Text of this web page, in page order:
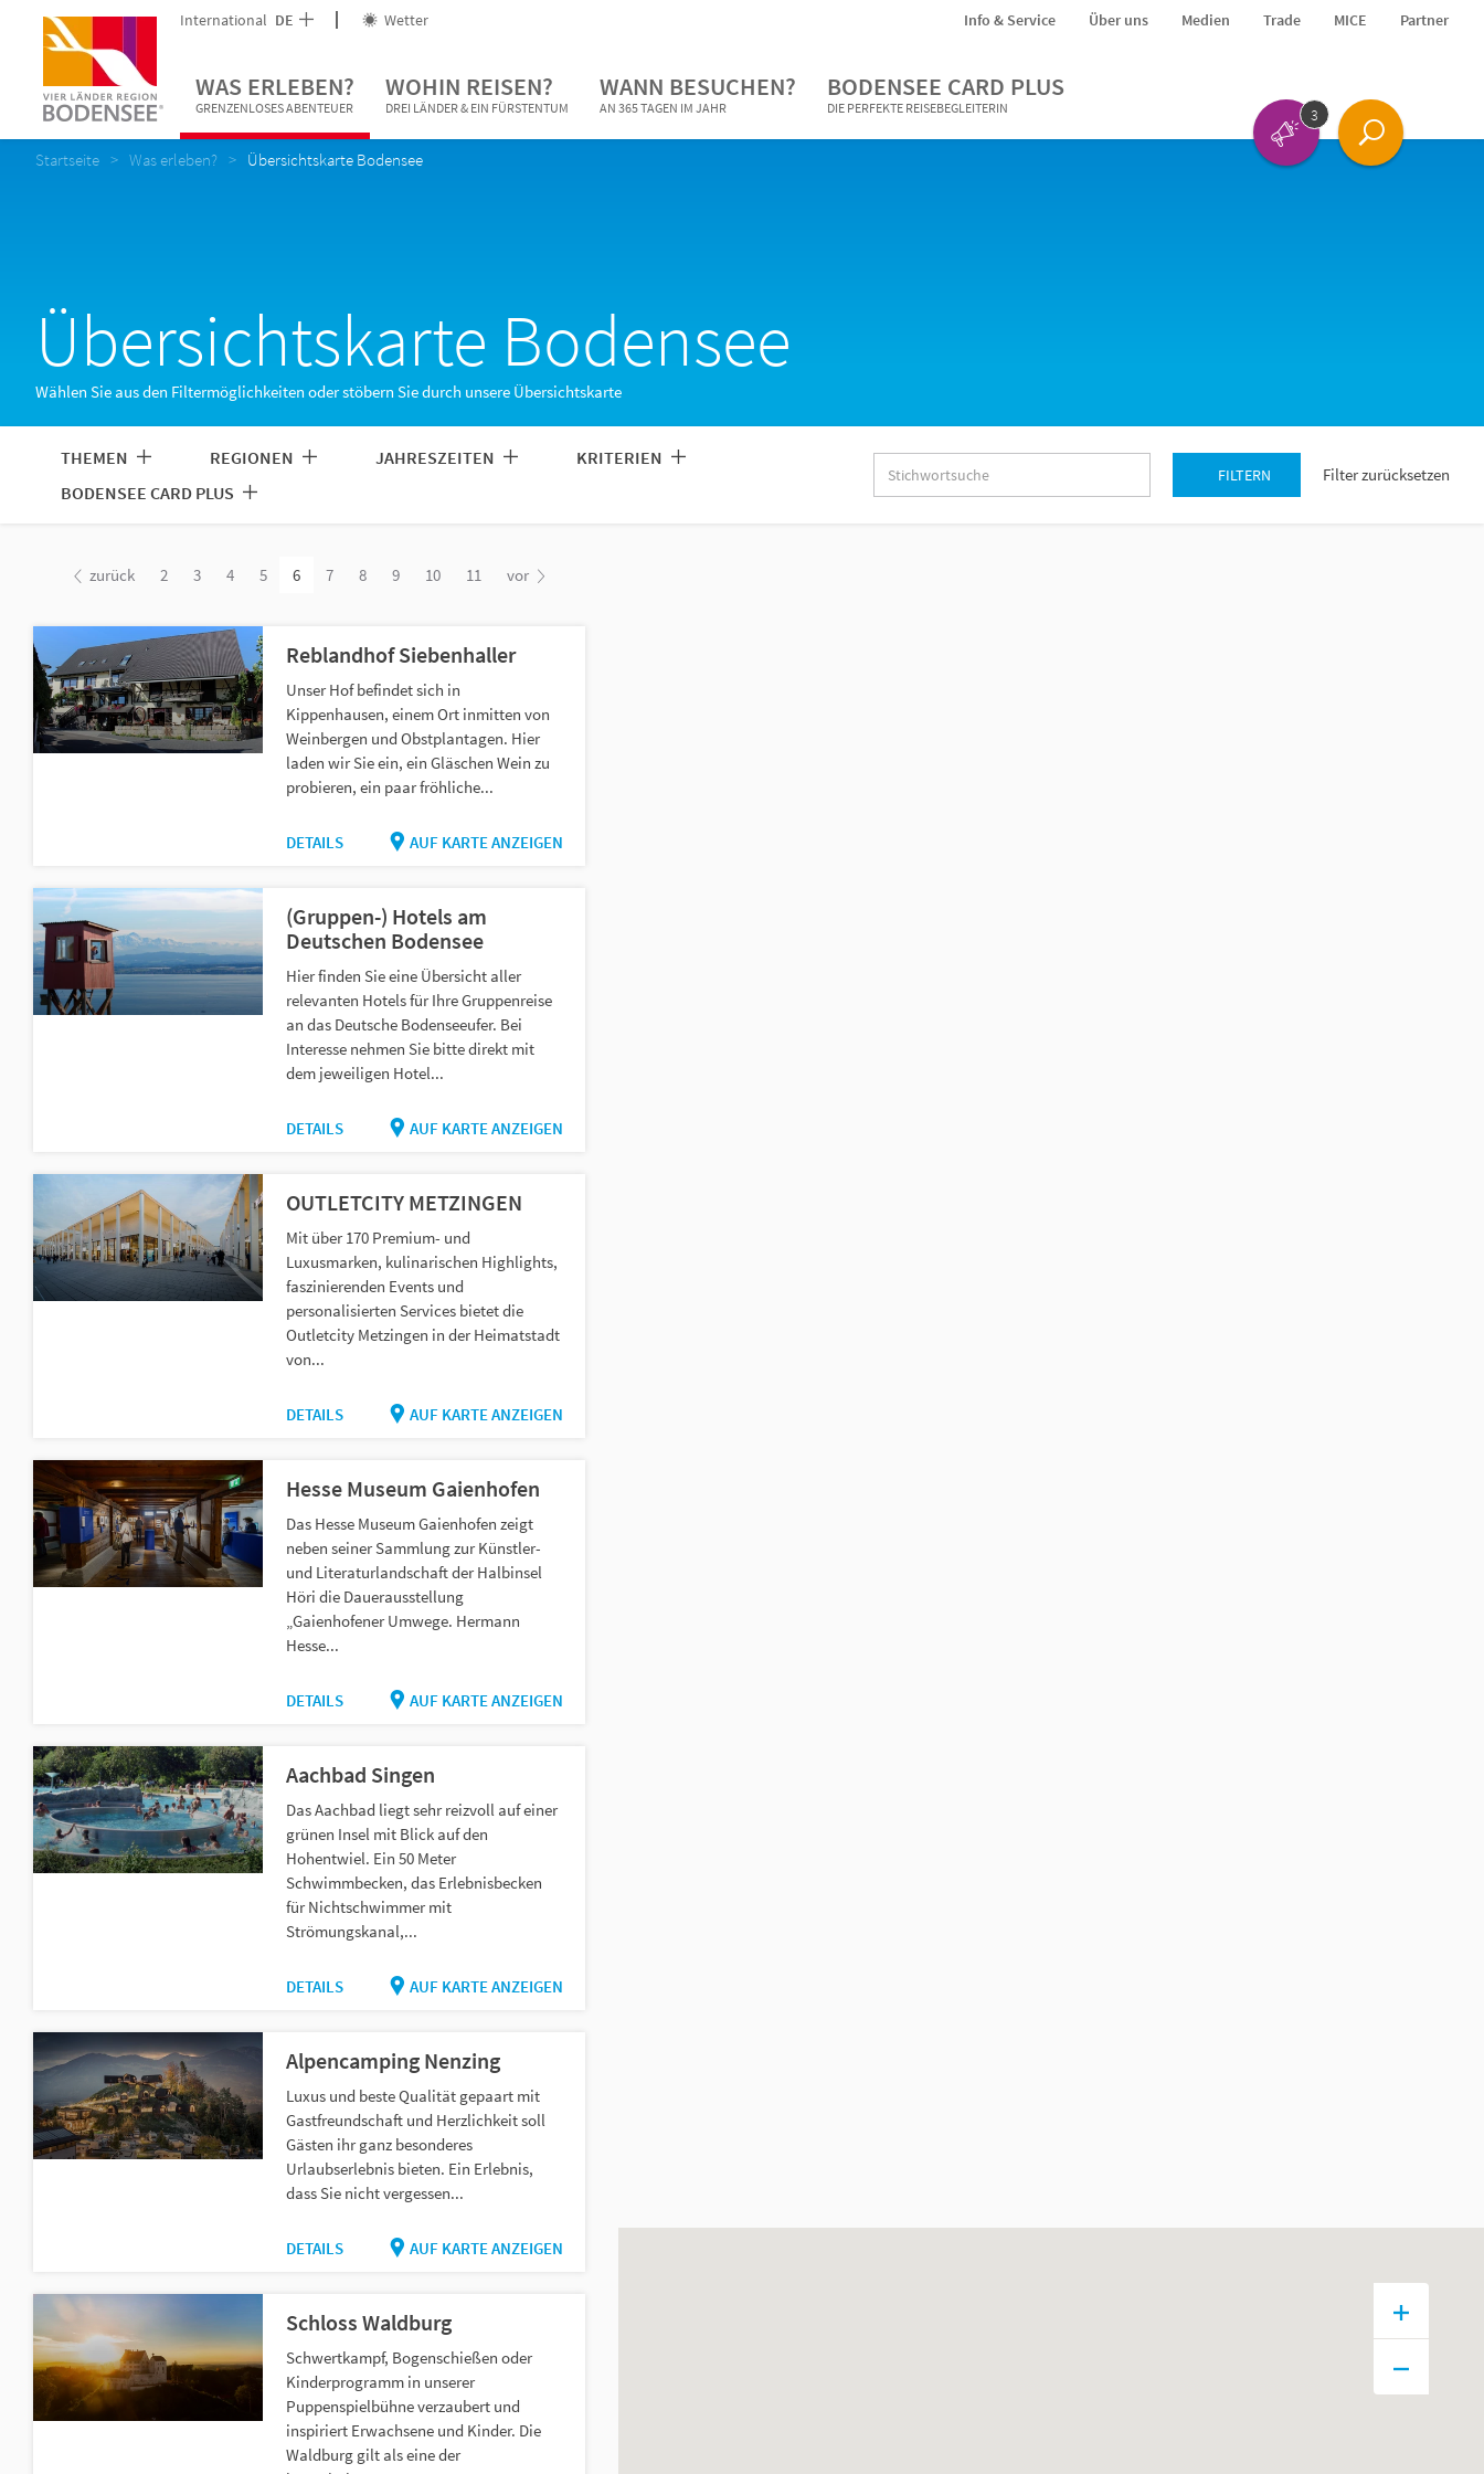
International DE Wetter Info & Service Über uns Medien Trade MICE Partner
WAS ERLEBEN?
GRENZENLOSES ABENTEUER
WOHIN REISEN?
DREI LÄNDER & EIN FÜRSTENTUM
WANN BESUCHEN?
AN 365 TAGEN IM JAHR
BODENSEE CARD PLUS
DIE PERFEKTE REISEBEGLEITERIN 3
Startseite Was erleben? Übersichtskarte Bodensee
Übersichtskarte Bodensee
Wählen Sie aus den Filtermöglichkeiten oder stöbern Sie durch unsere Übersichtskarte
THEMEN REGIONEN JAHRESZEITEN
KRITERIEN
BODENSEE CARD PLUS
FILTERN Filter zurücksetzen
zurück 2 3 4 5 6 7 8 9 10 11 vor
Reblandhof Siebenhaller
Unser Hof befindet sich in
Kippenhausen, einem Ort inmitten von
Weinbergen und Obstplantagen. Hier
laden wir Sie ein, ein Gläschen Wein zu
probieren, ein paar fröhliche...
DETAILS AUF KARTE ANZEIGEN
(Gruppen-) Hotels am
Deutschen Bodensee
Hier finden Sie eine Übersicht aller
relevanten Hotels für Ihre Gruppenreise
an das Deutsche Bodenseeufer. Bei
Interesse nehmen Sie bitte direkt mit
dem jeweiligen Hotel...
DETAILS AUF KARTE ANZEIGEN
OUTLETCITY METZINGEN
Mit über 170 Premium- und
Luxusmarken, kulinarischen Highlights,
faszinierenden Events und
personalisierten Services bietet die
Outletcity Metzingen in der Heimatstadt
von...
DETAILS AUF KARTE ANZEIGEN
Hesse Museum Gaienhofen
Das Hesse Museum Gaienhofen zeigt
neben seiner Sammlung zur Künstler-
und Literaturlandschaft der Halbinsel
Höri die Dauerausstellung
„Gaienhofener Umwege. Hermann
Hesse...
DETAILS AUF KARTE ANZEIGEN
Aachbad Singen
Das Aachbad liegt sehr reizvoll auf einer
grünen Insel mit Blick auf den
Hohentwiel. Ein 50 Meter
Schwimmbecken, das Erlebnisbecken
für Nichtschwimmer mit
Strömungskanal,...
DETAILS AUF KARTE ANZEIGEN
Alpencamping Nenzing
Luxus und beste Qualität gepaart mit
Gastfreundschaft und Herzlichkeit soll
Gästen ihr ganz besonderes
Urlaubserlebnis bieten. Ein Erlebnis,
dass Sie nicht vergessen...
DETAILS AUF KARTE ANZEIGEN
Schloss Waldburg
Schwertkampf, Bogenschießen oder
Kinderprogramm in unserer
Puppenspielbühne verzaubert und
inspiriert Erwachsene und Kinder. Die
Waldburg gilt als eine der